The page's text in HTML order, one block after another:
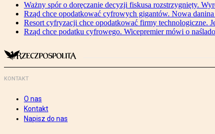
Ważny spór o doręczanie decyzji fiskusa rozstrzygnięty.
Rząd chce opodatkować cyfrowych gigantów. Nowa
Resort cyfryzacji chce opodatkować firmy technologiczne.
Rząd chce podatku cyfrowego. Wicepremier mówi o
KONTAKT
O nas
Kontakt
Napisz do nas